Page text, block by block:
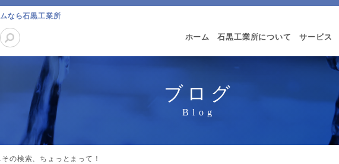
なら石黒工業所
ホーム 石黒工業所について サービス
ブログ
の検索、ちょっとまって！